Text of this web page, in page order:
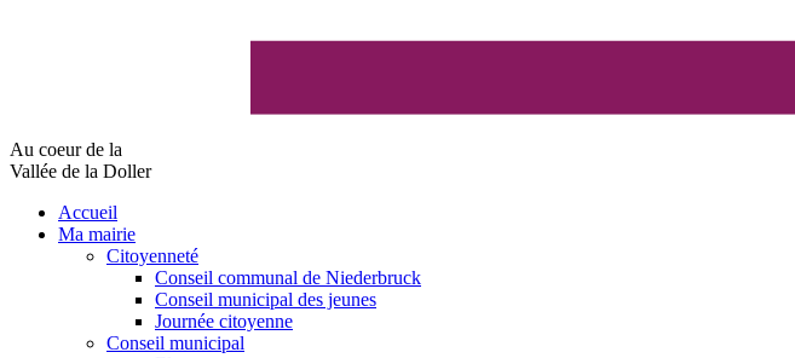
Au coeur de la
Vallée de la Doller
Accueil
Ma mairie
Citoyenneté
Conseil communal de Niederbruck
Conseil municipal des jeunes
Journée citoyenne
Conseil municipal